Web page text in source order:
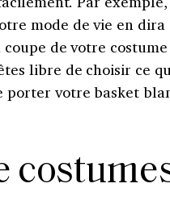
mode de vie en dira
de votre costume
libre de choisir ce
porter votre basket